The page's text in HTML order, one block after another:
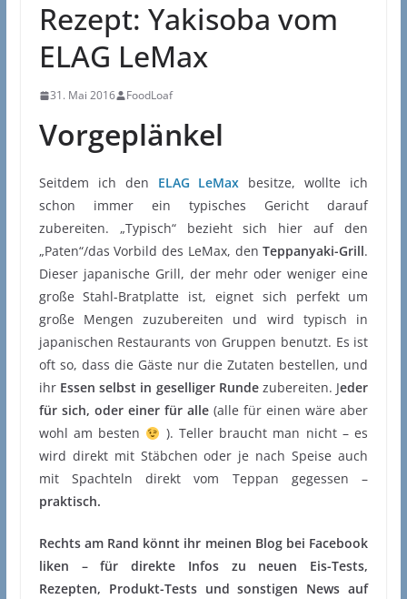
Rezept: Yakisoba vom
ELAG LeMax
31. Mai 2016 FoodLoaf
Vorgeplänkel
Seitdem ich den ELAG LeMax besitze, wollte ich
schon immer ein typisches Gericht darauf
zubereiten. „Typisch“ bezieht sich hier auf den
„Paten“/das Vorbild des LeMax, denTeppanyaki-Grill.
Dieser japanische Grill, der mehr oder weniger eine
große Stahl-Bratplatte ist, eignet sich perfekt um
große Mengen zuzubereiten und wird typisch in
japanischen Restaurants von Gruppen benutzt. Es ist
oft so, dass die Gäste nur die Zutaten bestellen, und
ihr Essen selbst in geselliger Rundezubereiten. Jeder
für sich, oder einer für alle(alle für einen wäre aber
wohl am besten
). Teller braucht man nicht – es
wird direkt mit Stäbchen oder je nach Speise auch
mit Spachteln direkt vom Teppan gegessen –
praktisch.
Rechts am Rand könnt ihr meinen Blog bei Facebook
liken – für direkte Infos zu neuen Eis-Tests,
Rezepten, Produkt-Tests und sonstigen News auf